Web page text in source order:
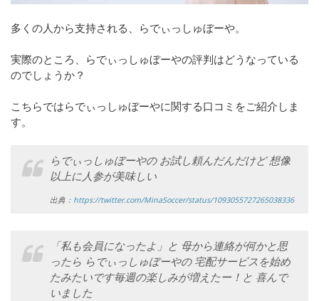
多くの人から支持される、らでぃっしゅぼーや。
実際のところ、らでぃっしゅぼーやの評判はどうなっている
のでしょうか？
こちらではらでぃっしゅぼーやに関する口コミをご紹介しま
す。
らでぃっしゅぼーやの お試し頼んだんだけど 想像
以上に人参が美味しい
出典： https://twitter.com/MinaSoccer/status/1093055727265038336
「私も会員になったよ 」と 母から連絡が何かと思
ったら らでぃっしゅぼーやの 宅配サービスを始め
たみたいです毎週の楽しみが増えたー！と 喜んで
いました